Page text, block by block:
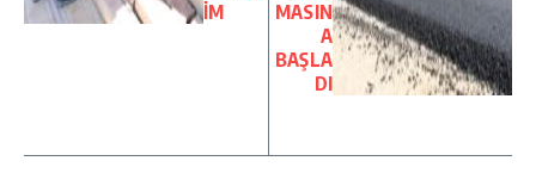
İM
MASIN
A
BAŞLA
DI